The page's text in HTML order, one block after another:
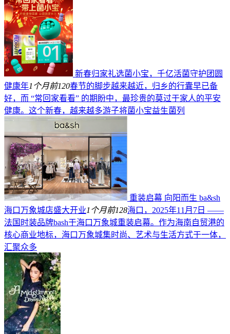
新春归家礼选菌小宝，千亿活菌守护团圆
健康年1个月前120春节的脚步越来越近，归乡的行囊早已备
好，而 “常回家看看” 的期盼中，最珍贵的莫过于家人的平安
健康。这个新春，越来越多游子将菌小宝益生菌列
重装启幕 向阳而生 ba&sh
海口万象城店盛大开业1个月前128海口，2025年11月7日 ——
法国时装品牌bash于海口万象城重装启幕。作为海南自贸港的
核心商业地标，海口万象城集时尚、艺术与生活方式于一体，
汇聚众多